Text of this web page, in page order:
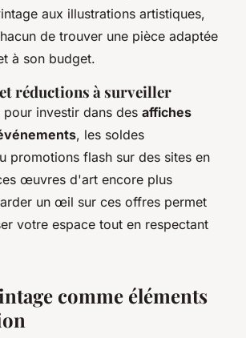
aux illustrations artistiques,
de trouver une pièce adaptée
à son budget.
réductions à surveiller
pour investir dans des affiches
, les soldes
promotions flash sur des sites en
œuvres d'art encore plus
un œil sur ces offres permet
votre espace tout en respectant
comme éléments